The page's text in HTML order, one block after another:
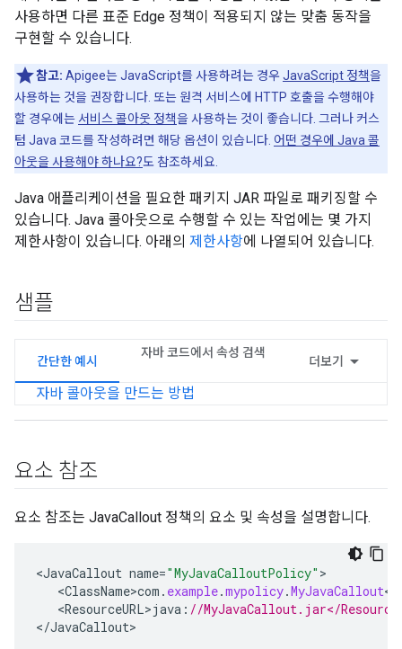
사용하면 다른 표준 Edge 정책이 적용되지 않는 맞춤 동작을
구현할 수 있습니다.
참고: Apigee는 JavaScript를 사용하려는 경우JavaScript 정책을
사용하는 것을 권장합니다. 또는 원격 서비스에 HTTP 호출을 수행해야
할 경우에는 서비스 콜아웃 정책을 사용하는 것이 좋습니다. 그러나 커스
텀 Java 코드를 작성하려면 해당 옵션이 있습니다. 어떤 경우에 Java 콜
아웃을 사용해야 하나요?도 참조하세요.
Java 애플리케이션을 필요한 패키지 JAR 파일로 패키징할 수
있습니다. Java 콜아웃으로 수행할 수 있는 작업에는 몇 가지
제한사항이 있습니다. 아래의 제한사항에 나열되어 있습니다.
샘플
간단한 예시
자바 코드에서 속성 검색
더보기
자바 콜아웃을 만드는 방법
요소 참조
요소 참조는 JavaCallout 정책의 요소 및 속성을 설명합니다.
<JavaCallout name="MyJavaCalloutPolicy"
<ClassName>com . example.mypolicy.MyJavaCallout<
<ResourceURL>java : //MyJavaCallout.jar</
</JavaCallout>